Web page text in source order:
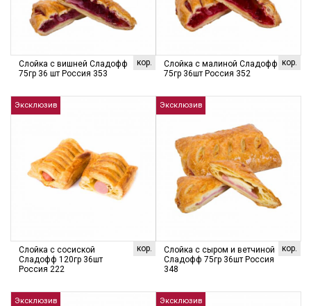
кор.
Слойка с вишней Сладофф
75гр 36 шт Россия 353
кор.
Слойка с малиной Сладофф
75гр 36шт Россия 352
Эксклюзив
кор.
Слойка с сосиской
Сладофф 120гр 36шт
Россия 222
Эксклюзив
кор.
Слойка с сыром и ветчиной
Сладофф 75гр 36шт Россия
348
Эксклюзив Эксклюзив